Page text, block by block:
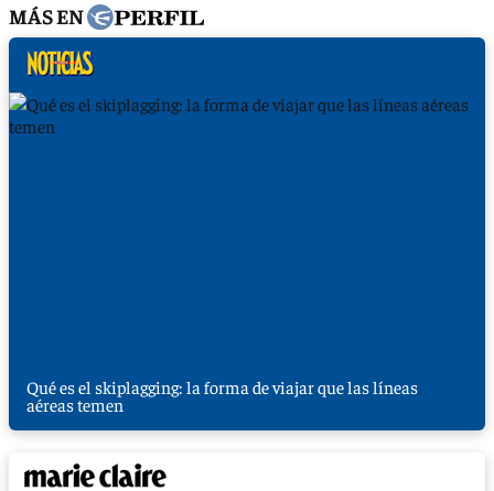
MÁS EN
Qué es el skiplagging: la forma de viajar que las líneas
aéreas temen